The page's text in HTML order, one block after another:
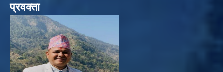
प्रवक्ता